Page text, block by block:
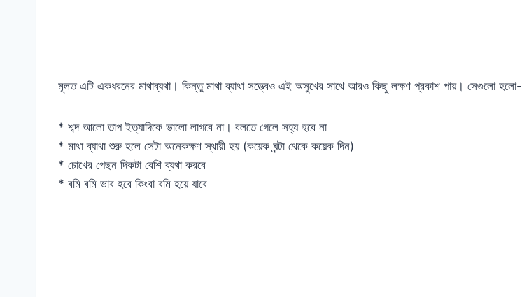
মূলত এটি একধরনের মাথাব্যথা। কিন্তু মাথা ব্যাথা সত্ত্বেও এই অসুখের সাথে আরও কিছু লক্ষণ প্রকাশ পায়। সেগুলো হলো-
* শব্দ আলো তাপ ইত্যাদিকে ভালো লাগবে না। বলতে গেলে সহ্য হবে না
* মাথা ব্যাথা শুরু হলে সেটা অনেকক্ষণ স্থায়ী হয় (কয়েক ঘন্টা থেকে কয়েক দিন)
* চোখের পেছন দিকটা বেশি ব্যথা করবে
* বমি বমি ভাব হবে কিংবা বমি হয়ে যাবে